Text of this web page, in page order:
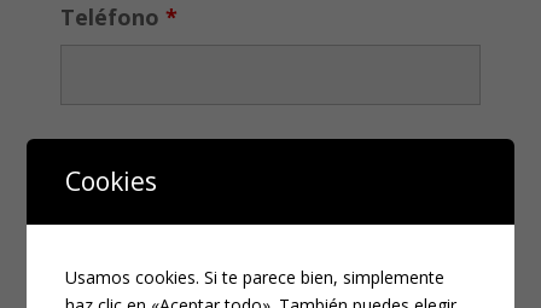
Teléfono *
CATEGORÍAS
Cookies
Usamos cookies. Si te parece bien, simplemente